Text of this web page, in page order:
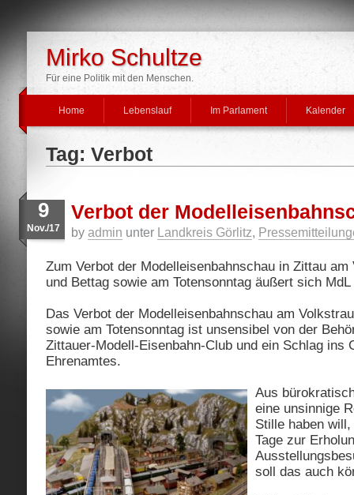
Mirko Schultze
Für eine Politik mit den Menschen.
Home Lebenslauf Im Parlament Kalender
Tag: Verbot
9
Nov./17
Verbot der
by admin unter Landkreis Görlitz,
Zum Verbot der Modelleisenbahnschau in Zittau
und Bettag sowie am Totensonntag äußert sich
Das Verbot der Modelleisenbahnschau am
sowie am Totensonntag ist unsensibel von der
Zittauer-Modell-Eisenbahn-Club und ein Schlag ins
Ehrenamtes.
Aus
eine unsinnige
Stille haben
Tage zur
soll das auch